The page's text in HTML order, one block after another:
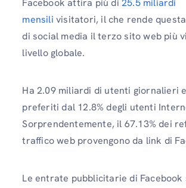
Facebook attira più di 25.5 miliardi
mensili visitatori, il che rende
di social media il terzo sito web più
livello globale.
Ha 2.09 miliardi di utenti giornalieri
preferiti dal 12.8% degli utenti
Sorprendentemente, il 67.13% dei
traffico web provengono da link di
Le entrate pubblicitarie di Facebook